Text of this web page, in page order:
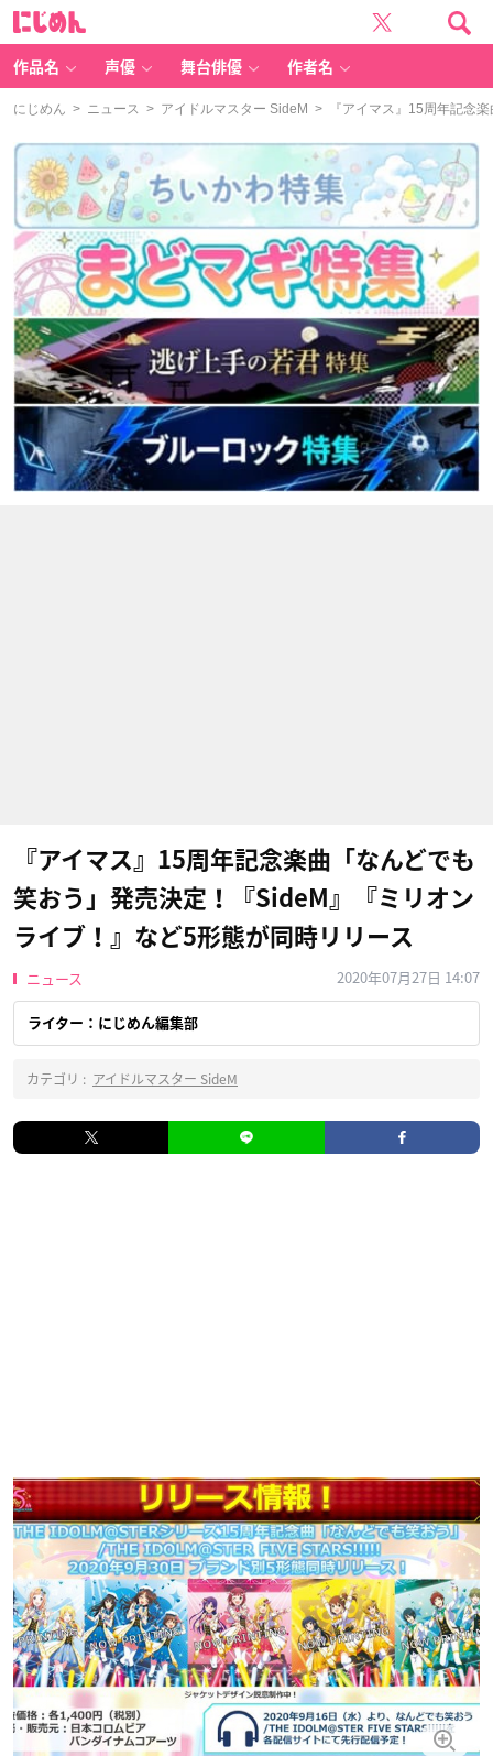
作品名 声優 舞台俳優 作者名
にじめん > ニュース > アイドルマスター SideM > 『アイマス』15周年記念
『アイマス』15周年記念楽曲「なんどでも
笑おう」発売決定！『SideM』『ミリオン
ライブ！』など5形態が同時リリース
ニュース 2020年07月27日 14:07
ライター：にじめん編集部
カテゴリ : アイドルマスター SideM